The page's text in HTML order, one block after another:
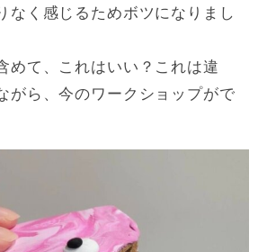
なく感じるためボツになりまし
めて、これはいい？これは違
がら、今のワークショップがで